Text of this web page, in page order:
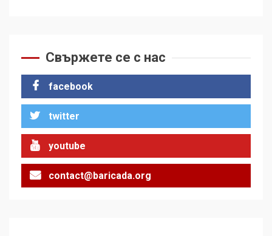
Свържете се с нас
facebook
twitter
youtube
contact@baricada.org